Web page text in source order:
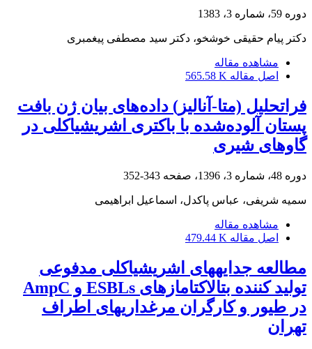
دوره 59، شماره 3، 1383
دکتر پیام حقیقی خوشخو، دکتر سید مصطفی پیغمبری
مشاهده مقاله
اصل مقاله 565.58 K
فراتحلیل (متا-آنالیز) داده‌های بیان ژن بافت
پستان آلوده‌شده با باکتری اشریشیاکلی در
گاوهای شیری
دوره 48، شماره 3، 1396، صفحه 343-352
سمیه شریفی، عباس پاکدل، اسماعیل ابراهیمی
مشاهده مقاله
اصل مقاله 479.44 K
مطالعه جدایههای اشریشیاکلی مدفوعی
تولید کننده بتالاکتامازهای ESBLs و AmpC
در طیور و کارگران مرغداریهای اطراف
تهران